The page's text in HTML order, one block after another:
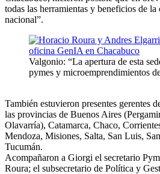
todas las herramientas y beneficios de la
nacional”.
Valgonio: “La apertura de esta
pymes y microemprendimientos
También estuvieron presentes gerentes
las provincias de Buenos Aires
Olavarría), Catamarca, Chaco,
Mendoza, Misiones, Salta, San Luis,
Tucumán.
Acompañaron a Giorgi el secretario
Roura; el subsecretario de Política y